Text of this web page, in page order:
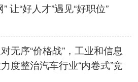
让“好人才”遇见“好职位”
无序“价格战”，工业和信息
整治汽车行业“内卷式”竞